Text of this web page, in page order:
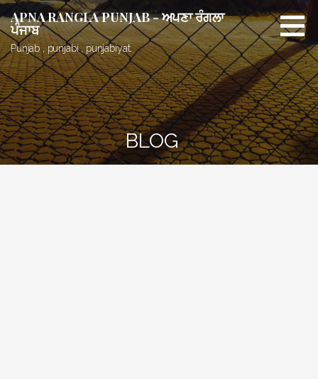
Skip
to
content
APNA RANGLA PUNJAB - ਅਪਣਾ ਰੰਗਲਾ
ਪੰਜਾਬ
Punjab , punjabi , punjabiyat.
BLOG